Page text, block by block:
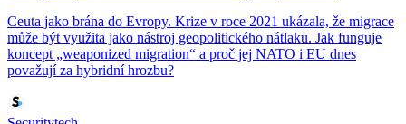
Ceuta jako brána do Evropy. Krize v roce 2021 ukázala, že migrace
může být využita jako nástroj geopolitického nátlaku. Jak funguje
koncept „weaponized migration“ a proč jej NATO i EU dnes
považují za hybridní hrozbu?